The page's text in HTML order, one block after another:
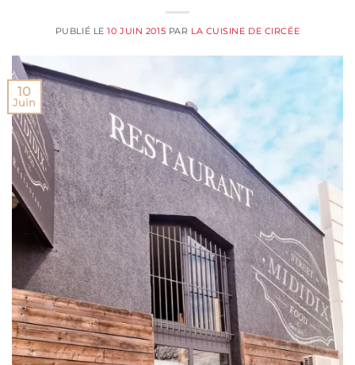
PUBLIÉ LE10 JUIN 2015 PAR LA CUISINE DE CIRCÉE
10
Juin